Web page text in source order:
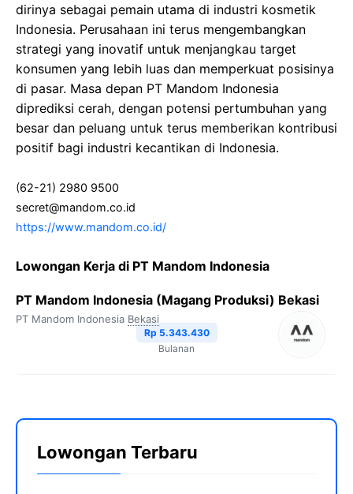
dirinya sebagai pemain utama di industri kosmetik
Indonesia. Perusahaan ini terus mengembangkan
strategi yang inovatif untuk menjangkau target
konsumen yang lebih luas dan memperkuat posisinya
di pasar. Masa depan PT Mandom Indonesia
diprediksi cerah, dengan potensi pertumbuhan yang
besar dan peluang untuk terus memberikan kontribusi
positif bagi industri kecantikan di Indonesia.
(62-21) 2980 9500
secret@mandom.co.id
https://www.mandom.co.id/
Lowongan Kerja di PT Mandom Indonesia
PT Mandom Indonesia (Magang Produksi) Bekasi
PT Mandom Indonesia Bekasi
Rp 5.343.430
Bulanan
Lowongan Terbaru